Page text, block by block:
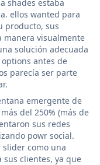
shades estaba
ellos wanted para
producto, sus
manera visualmente
solución adecuada
antes de
parecía ser parte
emergente de
del 250% (más de
sus redes
powr social.
como una
clientes, ya que